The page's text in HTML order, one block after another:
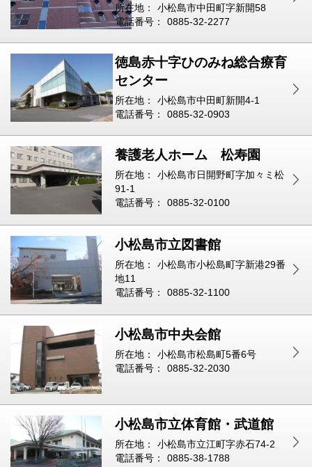
所在地：
小松島市中田町字新開58
電話番号：
0885-32-2277
徳島赤十字ひのみね総合療育
センター
所在地：
小松島市中田町新開4-1
電話番号：
0885-32-0903
養護老人ホーム 松寿園
所在地：
小松島市日開野町字加々ミ松
91-1
電話番号：
0885-32-0100
小松島市立図書館
所在地：
小松島市小松島町字新港29番
地11
電話番号：
0885-32-1100
小松島市中央会館
所在地：
小松島市松島町5番6号
電話番号：
0885-32-2030
小松島市立体育館・武道館
所在地：
小松島市立江町字赤石74-2
電話番号：
0885-38-1788